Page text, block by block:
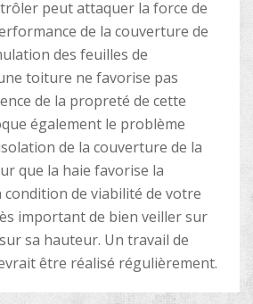
peut attaquer la force de
de la couverture de
des feuilles de
toiture ne favorise pas
de la propreté de cette
également le problème
de la couverture de la
que la haie favorise la
de viabilité de votre
important de bien veiller sur
sa hauteur. Un travail de
être réalisé régulièrement.